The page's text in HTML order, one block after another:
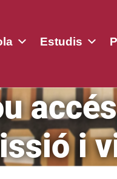
Estudis
i